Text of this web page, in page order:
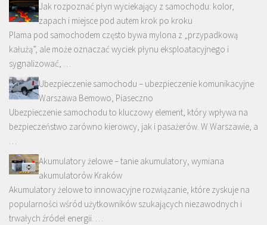
Jak rozpoznać płyn wyciekający z samochodu: kolor,
zapach i miejsce pod autem krok po kroku
Plama pod samochodem często bywa mylona z „przypadkową
kałużą”, ale może oznaczać wyciek płynu eksploatacyjnego i
sygnalizować, …
Ubezpieczenie samochodu – ubezpieczenie komunikacyjne
Warszawa Bemowo, Piaseczno
Ubezpieczenie samochodu to kluczowy element, który wpływa na
bezpieczeństwo zarówno kierowcy, jak i pasażerów. W Warszawie, a
…
Akumulatory żelowe – tanie akumulatory, wymiana
akumulatorów Kraków
Akumulatory żelowe to innowacyjne rozwiązanie, które zyskuje na
popularności wśród użytkowników szukających niezawodnych i
trwałych źródeł energii. …